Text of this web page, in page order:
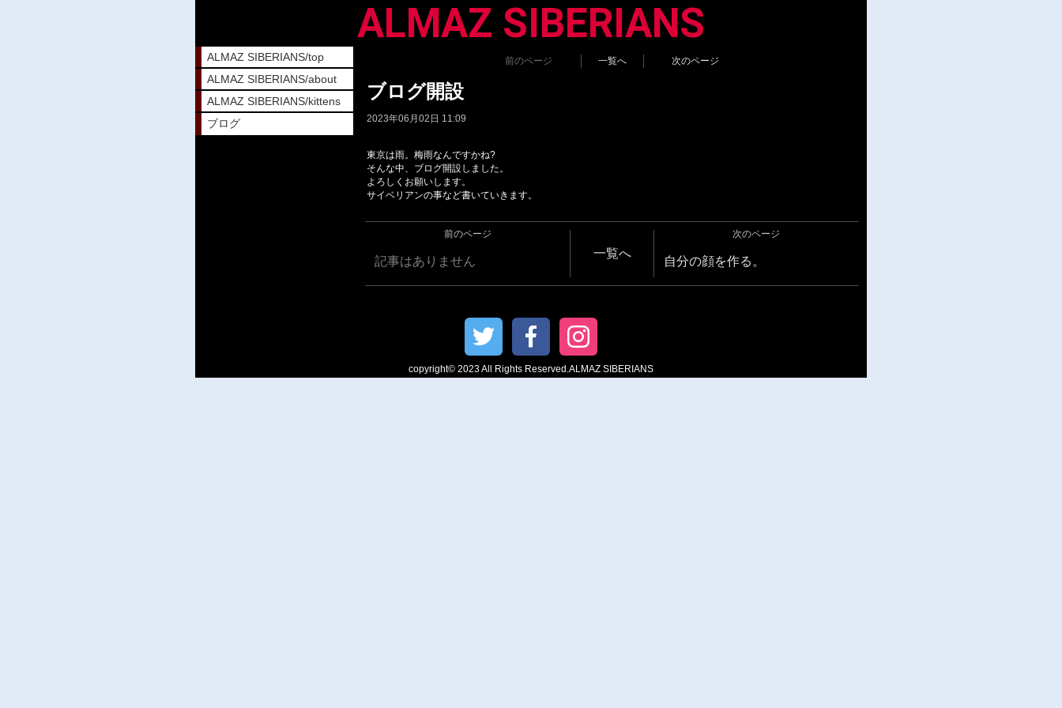
ALMAZ SIBERIANS
前のページ 一覧へ 次のページ
ブログ開設
2023年06月02日 11:09
東京は雨。梅雨なんですかね?
そんな中、ブログ開設しました。
よろしくお願いします。
サイベリアンの事など書いていきます。
前のページ
記事はありません
一覧へ
次のページ
自分の顔を作る。
ALMAZ SIBERIANS/top
ALMAZ SIBERIANS/about
ALMAZ SIBERIANS/kittens
ブログ
copyright© 2023 All Rights Reserved.ALMAZ SIBERIANS